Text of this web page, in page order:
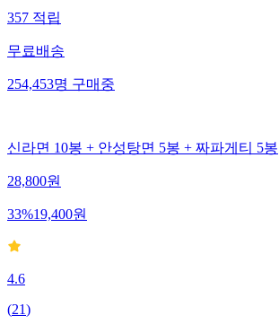
357적립
무료배송
254,453명구매중
신라면 10봉 + 안성탕면 5봉 + 짜파게티 5봉
28,800원
33%19,400원
4.6
(21)